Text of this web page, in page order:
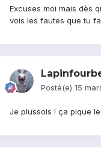
Excuses moi mais dès
vois les fautes que tu
Posté(e) 15
Je plussois ! ça pique